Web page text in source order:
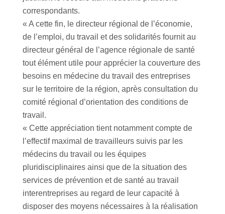
correspondants.
« A cette fin, le directeur régional de l’économie,
de l’emploi, du travail et des solidarités fournit au
directeur général de l’agence régionale de santé
tout élément utile pour apprécier la couverture des
besoins en médecine du travail des entreprises
sur le territoire de la région, après consultation du
comité régional d’orientation des conditions de
travail.
« Cette appréciation tient notamment compte de
l’effectif maximal de travailleurs suivis par les
médecins du travail ou les équipes
pluridisciplinaires ainsi que de la situation des
services de prévention et de santé au travail
interentreprises au regard de leur capacité à
disposer des moyens nécessaires à la réalisation